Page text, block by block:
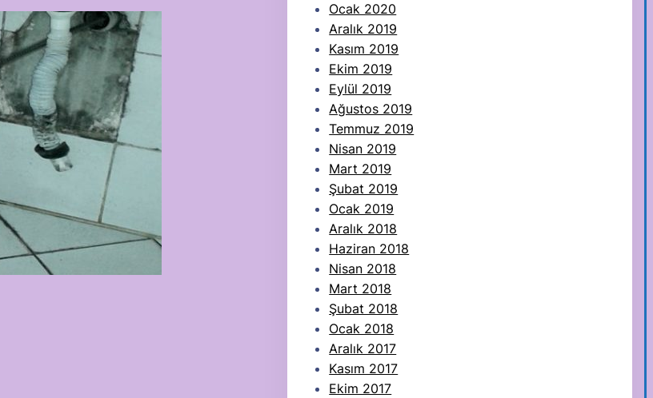
Ocak 2020
Aralık 2019
Kasım 2019
Ekim 2019
Eylül 2019
Ağustos 2019
Temmuz 2019
Nisan 2019
Mart 2019
Şubat 2019
Ocak 2019
Aralık 2018
Haziran 2018
Nisan 2018
Mart 2018
Şubat 2018
Ocak 2018
Aralık 2017
Kasım 2017
Ekim 2017